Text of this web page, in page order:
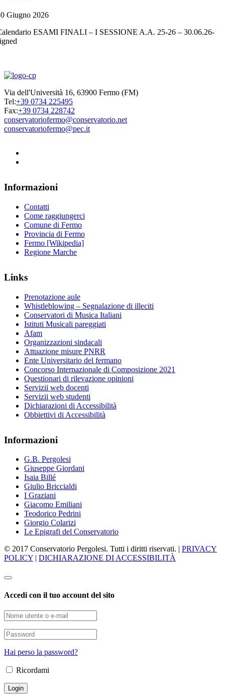
Giugno 2026
ESAMI FINALI – I SESSIONE A.A. 25-26 – 30.06.26-
Via dell'Università 16, 63900 Fermo (FM)
Tel:+39 0734 225495
Fax:+39 0734 228742
conservatoriofermo@conservatorio.net
conservatoriofermo@pec.it
Informazioni
Contatti
Come raggiungerci
Comune di Fermo
Provincia di Fermo
Fermo [Wikipedia]
Regione Marche
Links
Prenotazione aule
Whistleblowing – Segnalazione di illeciti
Conservatori di Musica Italiani
Istituti Musicali pareggiati
Afam
Organizzazioni sindacali
Attuazione misure PNRR
Ente Universitario del fermano
Concorso Internazionale di Composizione 2021
Questionari di rilevazione opinioni
Servizii web docenti
Servizii web studenti
Dichiarazioni di Accessibilità
Obbiettivi di Accessibilità
Informazioni
G.B. Pergolesi
Giuseppe Giordani
Isaia Billé
Giulio Briccialdi
I Graziani
Giacomo Emiliani
Teodorico Pedrini
Giorgio Colarizi
Le Epigrafi del Conservatorio
© 2017 Conservatorio Pergolesi. Tutti i diritti riservati. | PRIVACY
POLICY
DICHIARAZIONE DI ACCESSIBILITÀ
Accedi con il tuo account del sito
Hai perso la password?
Ricordami